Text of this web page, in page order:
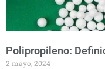
Polipropileno:
2 mayo, 2024